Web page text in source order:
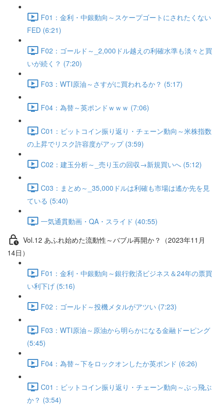
F01：金利・中銀動向～スケープゴートにされたくない
FED (6:21)
F02：ゴールド～_2,000ドル越えの利確水準も淡々と買
いが続く？ (7:20)
F03：WTI原油～さすがに買われるか？ (5:17)
F04：為替～英ポンドｗｗｗ (7:06)
C01：ビットコイン振り返り・チェーン動向～米株指数
の上昇でリスク許容度がアップ (3:59)
C02：建玉分析～_売り玉の回収→新規買いへ (5:12)
C03：まとめ～_35,000ドルは利確も市場は遙か先を見
ている (5:40)
一気通貫動画・QA・スライド (40:55)
Vol.12 あふれ始めた流動性～バブル再開か？（2023年11月
14日）
F01：金利・中銀動向～銀行救済ビジネス＆24年の票買
い利下げ (5:16)
F02：ゴールド～投機メタルがアツい (7:23)
F03：WTI原油～原油から明らかになる金融ドーピング
(5:45)
F04：為替～下をロックオンしたか英ポンド (6:26)
C01：ビットコイン振り返り・チェーン動向～ぶっ飛ぶ
か？ (3:54)